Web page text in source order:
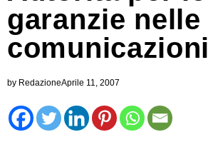
garanzie nelle
comunicazioni
by RedazioneAprile 11, 2007